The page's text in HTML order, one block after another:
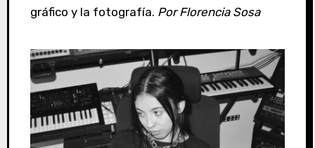
gráfico y la fotografía. Por Florencia Sosa